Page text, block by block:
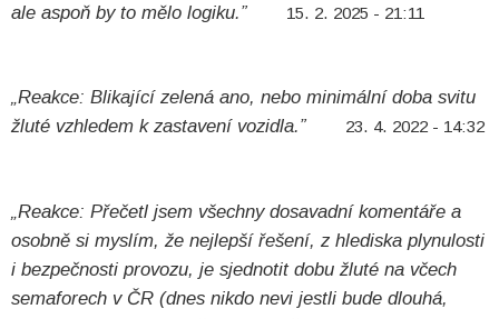
ale aspoň by to mělo logiku.”
15. 2. 2025 - 21:11
„Reakce: Blikající zelená ano, nebo minimální doba svitu
žluté vzhledem k zastavení vozidla.”
23. 4. 2022 - 14:32
„Reakce: Přečetl jsem všechny dosavadní komentáře a
osobně si myslím, že nejlepší řešení, z hlediska plynulosti
i bezpečnosti provozu, je sjednotit dobu žluté na včech
semaforech v ČR (dnes nikdo nevi jestli bude dlouhá,